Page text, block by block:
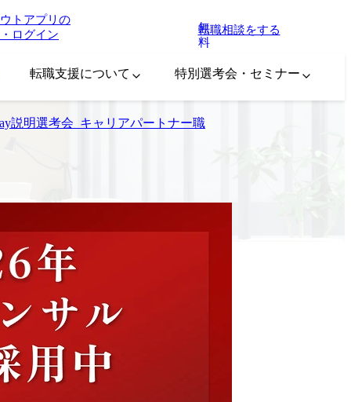
トアプリの
ログイン
無
料
転職相談をする
転職支援について 特別選考会・セミナー
説明選考会_キャリアパートナー職